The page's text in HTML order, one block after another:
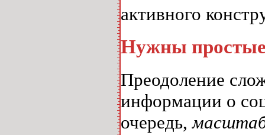
активного
Нужны
Преодоление
информации о
очередь,